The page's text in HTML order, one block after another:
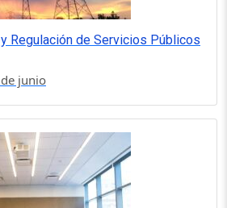
Regulación de Servicios Públicos
junio